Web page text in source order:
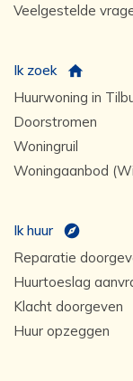
Veelgestelde
Ik zoek
Huurwoning in
Doorstromen
Woningruil
Woningaanbod
Ik huur
Reparatie
Huurtoeslag
Klacht doorgeven
Huur opzeggen